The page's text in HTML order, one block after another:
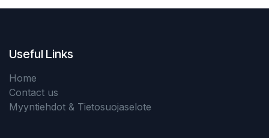
Useful Links
Home
Contact us
Myyntiehdot & Tietosuojaselote